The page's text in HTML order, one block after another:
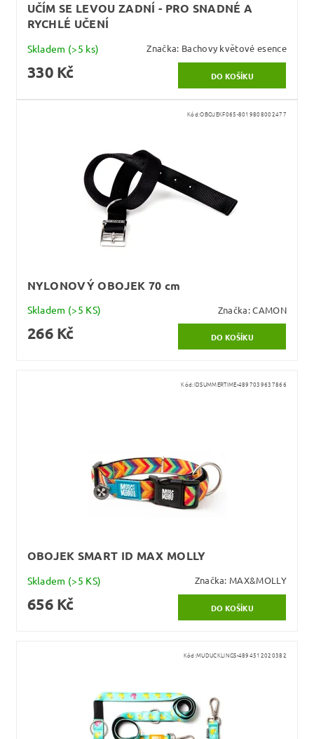
UČÍM SE LEVOU ZADNÍ - PRO SNADNÉ A
RYCHLÉ UČENÍ
Skladem (>5 ks) Značka: Bachovy květové esence
330 Kč
Kód:OBOJEKF065-8019808002477
NYLONOVÝ OBOJEK 70 cm
Skladem (>5 KS) Značka:CAMON
266 Kč
Kód:IDSUMMERTIME-4897039637866
OBOJEK SMART ID MAX MOLLY
Skladem (>5 KS) Značka: MAX&MOLLY
656 Kč
Kód:MUDUCKLINGS-4894512020382